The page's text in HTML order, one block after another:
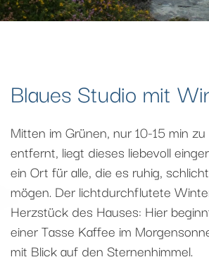
Blaues Studio mit
Mitten im Grünen, nur 10-15 min
entfernt, liegt dieses liebevoll
ein Ort für alle, die es ruhig,
mögen. Der lichtdurchflutete
Herzstück des Hauses: Hier
einer Tasse Kaffee im
mit Blick auf den Sternenhimmel.